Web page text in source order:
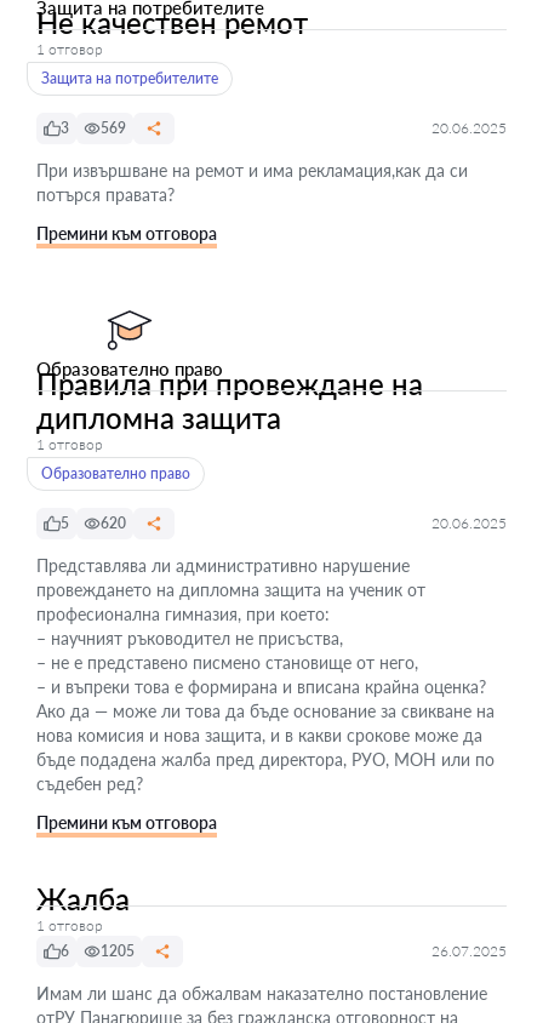
Защита на потребителите
Не качествен ремот
1 отговор
Защита на потребителите
3 569 20.06.2025
При извършване на ремот и има рекламация,как да си
потърся правата?
Премини към отговора
Образователно право
Правила при провеждане на
дипломна защита
1 отговор
Образователно право
5 620 20.06.2025
Представлява ли административно нарушение
провеждането на дипломна защита на ученик от
професионална гимназия, при което:
– научният ръководител не присъства,
– не е представено писмено становище от него,
– и въпреки това е формирана и вписана крайна оценка?
Ако да — може ли това да бъде основание за свикване на
нова комисия и нова защита, и в какви срокове може да
бъде подадена жалба пред директора, РУО, МОН или по
съдебен ред?
Премини към отговора
Жалба
1 отговор
6
1205 26.07.2025
Имам ли шанс да обжалвам наказателно постановление
отРУ Панагюрище за без гражданска отговорност на